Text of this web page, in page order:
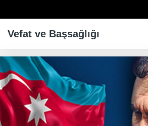
Vefat ve Başsağlığı